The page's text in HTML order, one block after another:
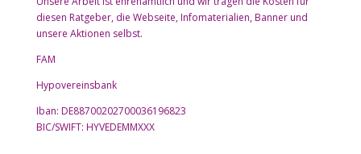
diesen Ratgeber, die Webseite, Infomaterialien, Banner und
unsere Aktionen selbst.
FAM
Hypovereinsbank
Iban: DE88700202700036196823
BIC/SWIFT: HYVEDEMMXXX